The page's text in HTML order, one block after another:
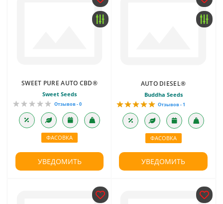
SWEET PURE AUTO CBD®
Sweet Seeds
Отзывов - 0
ФАСОВКА
УВЕДОМИТЬ
AUTO DIESEL®
Buddha Seeds
Отзывов - 1
ФАСОВКА
УВЕДОМИТЬ